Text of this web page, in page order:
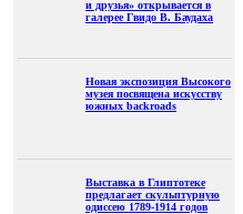
и друзья» открывается в
галерее Гвидо В. Баудаха
Новая экспозиция Высокого
музея посвящена искусству
южных backroads
Выставка в Глиптотеке
предлагает скульптурную
одиссею 1789-1914 годов